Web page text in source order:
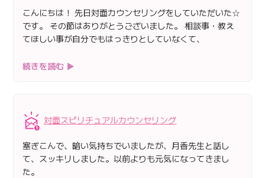
こんにちは！ 先日対面カウンセリングをしていただいた☆
です。 その節はありがとうございました。 相談事・教え
てほしい事が自分でもはっきりとしていなくて、
続きを読む ▶
対面スピリチュアルカウンセリング
塞ぎこんで、暗い気持ちでいましたが、月香先生と話し
て、スッキリしました。以前よりも元気になってきまし
た。